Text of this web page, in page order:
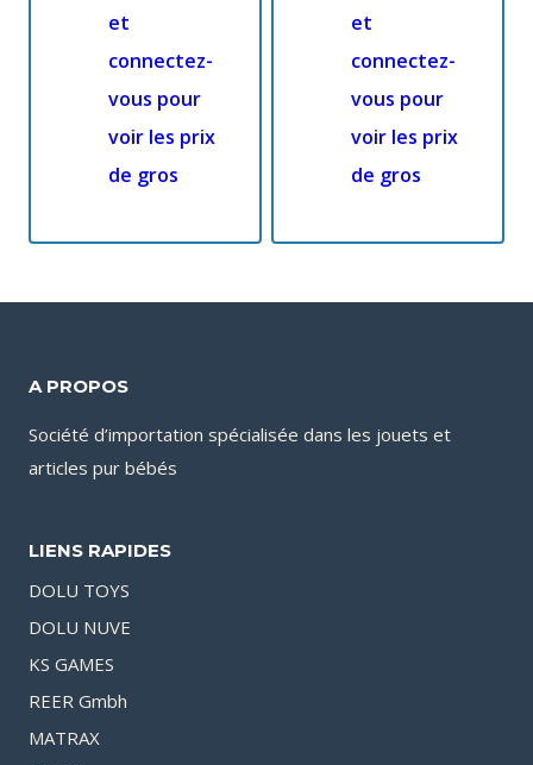
et
connectez-
vous pour
voir les prix
de gros
et
connectez-
vous pour
voir les prix
de gros
A PROPOS
Société d’importation spécialisée dans les jouets et
articles pur bébés
LIENS RAPIDES
DOLU TOYS
DOLU NUVE
KS GAMES
REER Gmbh
MATRAX